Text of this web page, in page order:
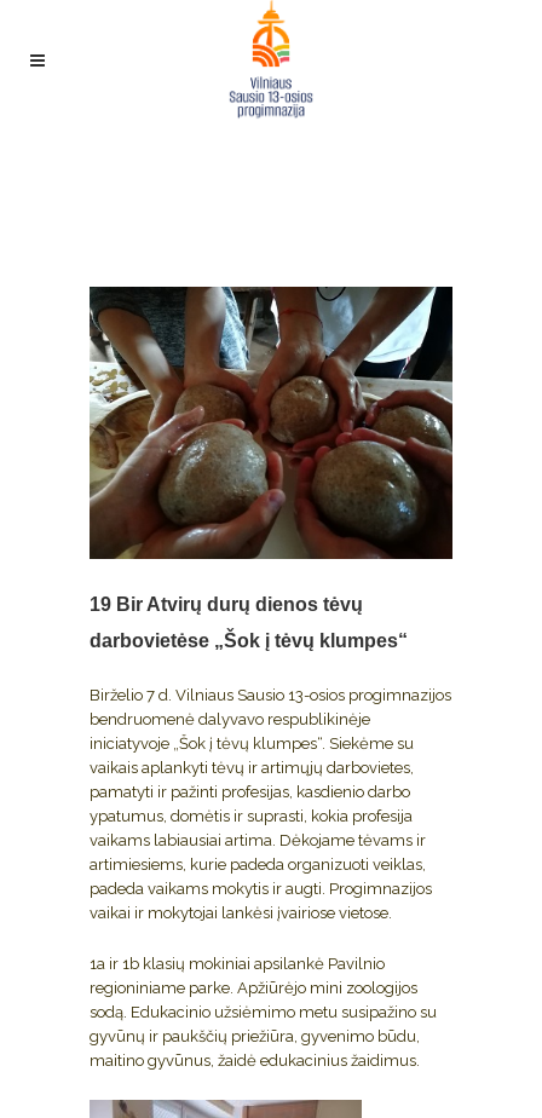
19 Bir Atvirų durų dienos tėvų
darbovietėse „Šok į tėvų klumpes“
Birželio 7 d. Vilniaus Sausio 13-osios progimnazijos
bendruomenė dalyvavo respublikinėje
iniciatyvoje „Šok į tėvų klumpes“. Siekėme su
vaikais aplankyti tėvų ir artimųjų darbovietes,
pamatyti ir pažinti profesijas, kasdienio darbo
ypatumus, domėtis ir suprasti, kokia profesija
vaikams labiausiai artima. Dėkojame tėvams ir
artimiesiems, kurie padeda organizuoti veiklas,
padeda vaikams mokytis ir augti. Progimnazijos
vaikai ir mokytojai lankėsi įvairiose vietose.
1a ir 1b klasių mokiniai apsilankė Pavilnio
regioniniame parke. Apžiūrėjo mini zoologijos
sodą. Edukacinio užsiėmimo metu susipažino su
gyvūnų ir paukščių priežiūra, gyvenimo būdu,
maitino gyvūnus, žaidė edukacinius žaidimus.